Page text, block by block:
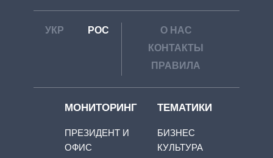
УКР РОС
О НАС
КОНТАКТЫ
ПРАВИЛА
МОНИТОРИНГ
ПРЕЗИДЕНТ И
ОФИС
ТЕМАТИКИ
БИЗНЕС
КУЛЬТУРА